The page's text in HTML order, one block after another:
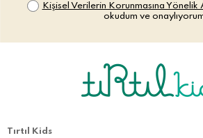
Kişisel Verilerin Korunmasına Yönelik
okudum ve
Tırtıl Kids